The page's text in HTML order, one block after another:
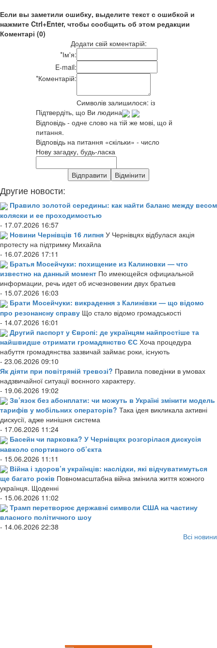
Если вы заметили ошибку, выделите текст с ошибкой и
нажмите Ctrl+Enter, чтобы сообщить об этом редакции
Коментарі (0)
Додати свій коментарій:
*Ім'я:
E-mail:
*Коментарій:
Символів залишилося: із
Підтвердіть, що Ви людина
Відповідь - одне слово на тій же мові, що й
питання.
Відповідь на питання «скільки» - число
Нову загадку, будь-ласка
Другие новости:
Правило золотой середины: как найти баланс между весом
коляски и ее проходимостью
- 17.07.2026 16:57
Новини Чернівців 16 липня У Чернівцях відбулася акція
протесту на підтримку Михайла
- 16.07.2026 17:11
Братья Мосейчуки: похищение из Калиновки — что
известно на данный момент По имеющейся официальной
информации, речь идет об исчезновении двух братьев
- 15.07.2026 16:03
Брати Мосейчуки: викрадення з Калинівки — що відомо
про резонансну справу Що стало відомо громадськості
- 14.07.2026 16:01
Другий паспорт у Європі: де українцям найпростіше та
найшвидше отримати громадянство ЄС Хоча процедура
набуття громадянства зазвичай займає роки, існують
- 23.06.2026 09:10
Як діяти при повітряній тревозі? Правила поведінки в умовах
надзвичайної ситуації воєнного характеру.
- 19.06.2026 19:02
Зв’язок без абонплати: чи можуть в Україні змінити модель
тарифів у мобільних операторів? Така ідея викликала активні
дискусії, адже нинішня система
- 17.06.2026 11:24
Басейн чи парковка? У Чернівцях розгорілася дискусія
навколо спортивного об’єкта
- 15.06.2026 11:11
Війна і здоров’я українців: наслідки, які відчуватимуться
ще багато років Повномасштабна війна змінила життя кожного
українця. Щоденні
- 15.06.2026 11:02
Трамп перетворює державні символи США на частину
власного політичного шоу
- 14.06.2026 22:38
Всі новини